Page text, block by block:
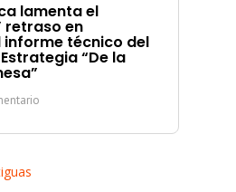
lamenta el
retraso en
informe técnico del
“De la